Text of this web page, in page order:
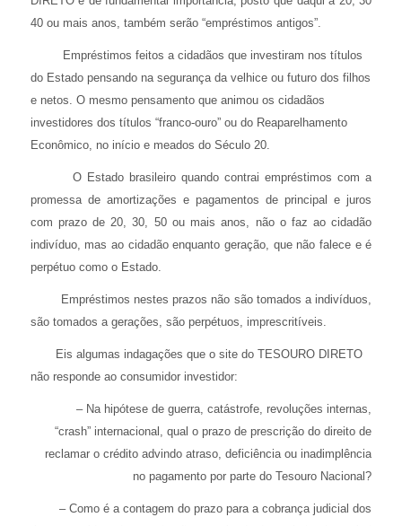
40 ou mais anos, também serão “empréstimos antigos”.
Empréstimos feitos a cidadãos que investiram nos títulos
do Estado pensando na segurança da velhice ou futuro dos filhos
e netos. O mesmo pensamento que animou os cidadãos
investidores dos títulos “franco-ouro” ou do Reaparelhamento
Econômico, no início e meados do Século 20.
O Estado brasileiro quando contrai empréstimos com a
promessa de amortizações e pagamentos de principal e juros
com prazo de 20, 30, 50 ou mais anos, não o faz ao cidadão
indivíduo, mas ao cidadão enquanto geração, que não falece e é
perpétuo como o Estado.
Empréstimos nestes prazos não são tomados a indivíduos,
são tomados a gerações, são perpétuos, imprescritíveis.
Eis algumas indagações que o site do TESOURO DIRETO
não responde ao consumidor investidor:
– Na hipótese de guerra, catástrofe, revoluções internas,
“crash” internacional, qual o prazo de prescrição do direito de
reclamar o crédito advindo atraso, deficiência ou inadimplência
no pagamento por parte do Tesouro Nacional?
– Como é a contagem do prazo para a cobrança judicial dos